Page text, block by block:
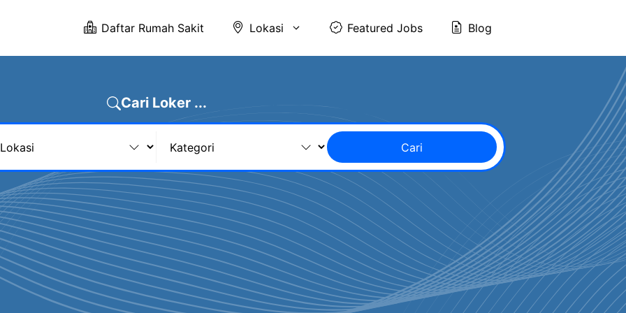
Daftar Rumah Sakit Lokasi Featured Jobs Blog
Cari Loker ...
Cari